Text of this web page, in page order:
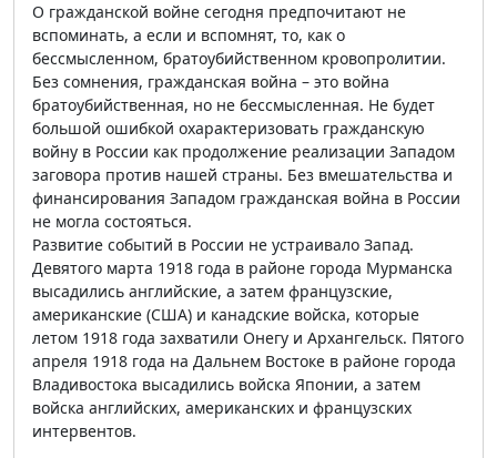
О гражданской войне сегодня предпочитают не
вспоминать, а если и вспомнят, то, как о
бессмысленном, братоубийственном кровопролитии.
Без сомнения, гражданская война – это война
братоубийственная, но не бессмысленная. Не будет
большой ошибкой охарактеризовать гражданскую
войну в России как продолжение реализации Западом
заговора против нашей страны. Без вмешательства и
финансирования Западом гражданская война в России
не могла состояться.
Развитие событий в России не устраивало Запад.
Девятого марта 1918 года в районе города Мурманска
высадились английские, а затем французские,
американские (США) и канадские войска, которые
летом 1918 года захватили Онегу и Архангельск. Пятого
апреля 1918 года на Дальнем Востоке в районе города
Владивостока высадились войска Японии, а затем
войска английских, американских и французских
интервентов.